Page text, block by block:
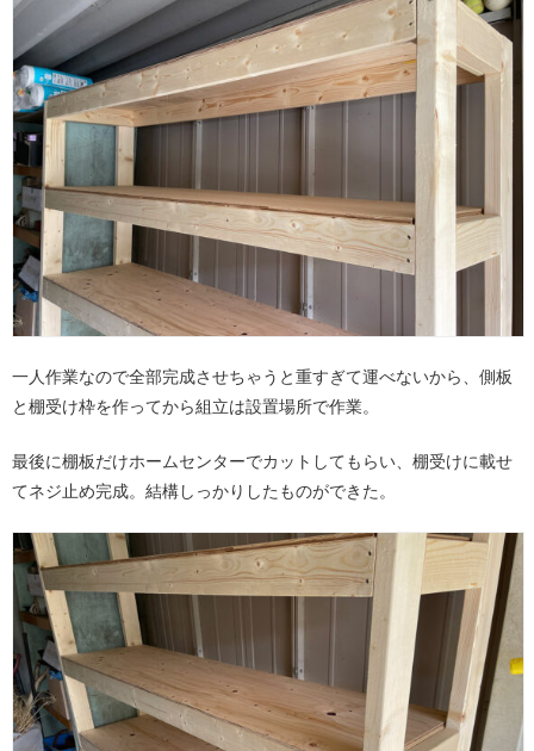
一人作業なので全部完成させちゃうと重すぎて運べないから、側板
と棚受け枠を作ってから組立は設置場所で作業。
最後に棚板だけホームセンターでカットしてもらい、棚受けに載せ
てネジ止め完成。結構しっかりしたものができた。